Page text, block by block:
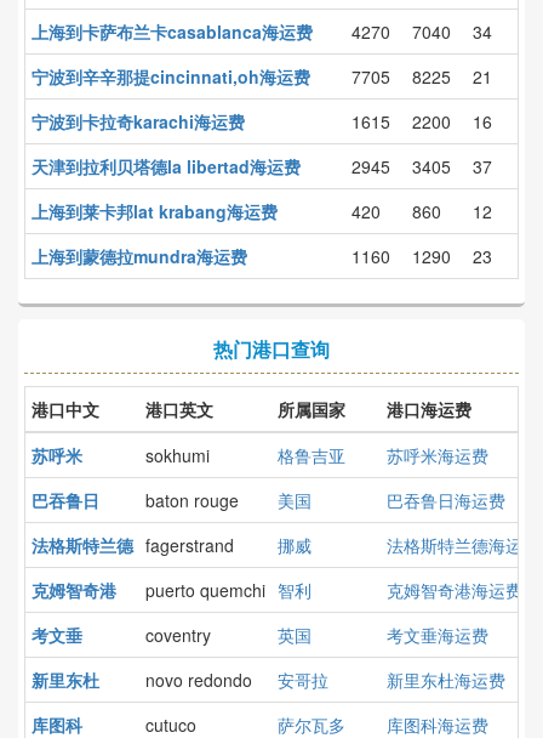
上海到卡萨布兰卡casablanca海运费
4270 7040
34
宁波到辛辛那提cincinnati,oh海运费
7705 8225
21
宁波到卡拉奇karachi海运费
1615 2200
16
天津到拉利贝塔德la libertad海运费
2945 3405
37
上海到莱卡邦lat krabang海运费
420 860
12
上海到蒙德拉mundra海运费
1160 1290 23
热门港口查询
港口中文 港口英文 所属国家
港口海运费
苏呼米
sokhumi 格鲁吉亚
苏呼米海运费
巴吞鲁日
baton rouge 美国
巴吞鲁日海运费
法格斯特兰德 fagerstrand 挪威
法格斯特兰德海运费
克姆智奇港
puerto quemchi 智利
克姆智奇港海运费
考文垂
coventry 英国
考文垂海运费
新里东杜
novo redondo 安哥拉
新里东杜海运费
库图科
cutuco 萨尔瓦多 库图科海运费